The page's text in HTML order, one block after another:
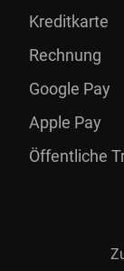
Kreditkarte
Rechnung
Google Pay
Apple Pay
Öffentliche